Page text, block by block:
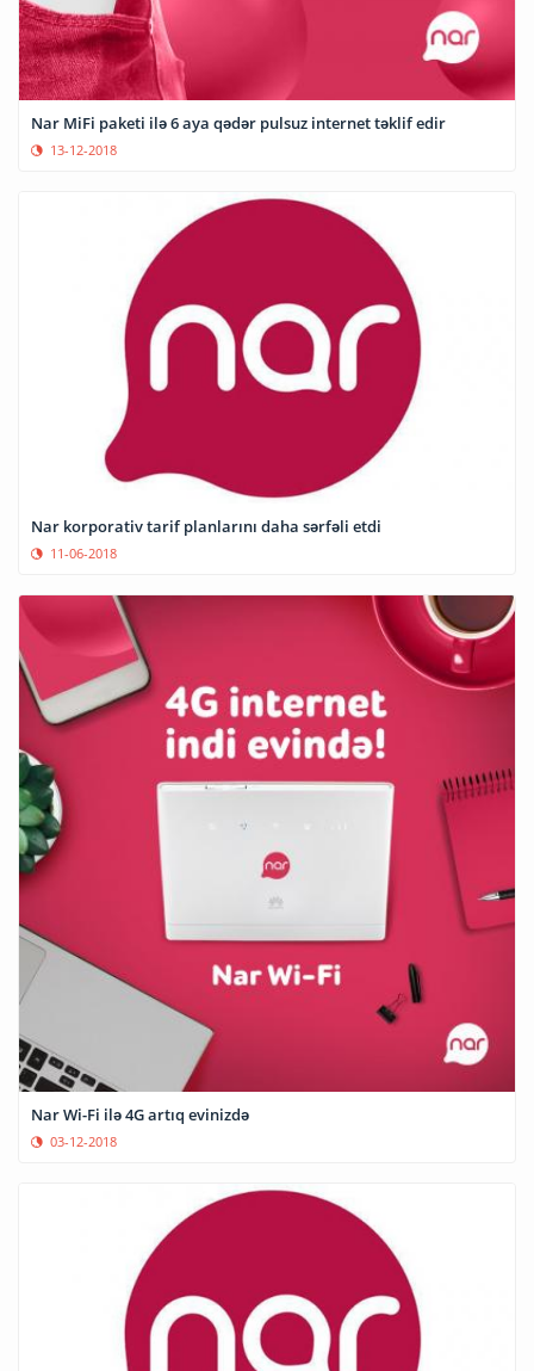
Nar MiFi paketi ilə 6 aya qədər pulsuz internet təklif edir
13-12-2018
Nar korporativ tarif planlarını daha sərfəli etdi
11-06-2018
Nar Wi-Fi ilə 4G artıq evinizdə
03-12-2018